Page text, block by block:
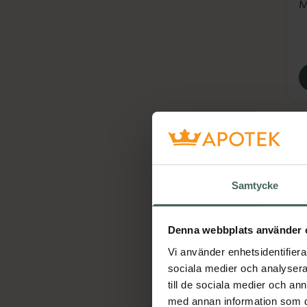
Samtycke
Denna webbplats använder
Vi använder
sociala medier och
till de sociala medier och
med annan information som